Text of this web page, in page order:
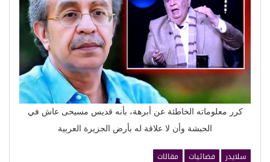
كرر معلوماته الخاطئة عن أبرهة، بأنه قديس مسيحى عاش في
الحبشة وأن لا علاقة له بأرض الجزيرة العربية
سلايدر فضائيات
مقالات